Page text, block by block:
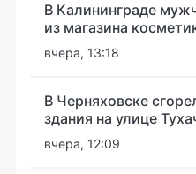
В Калининграде
из магазина
вчера, 13:18
В Черняховске
здания на улице
вчера, 12:09